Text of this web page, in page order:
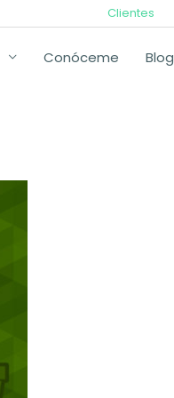
Clientes
Conóceme Blog